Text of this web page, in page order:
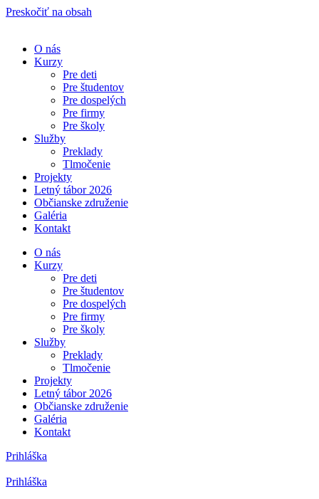
Preskočiť na obsah
O nás
Kurzy
Pre deti
Pre študentov
Pre dospelých
Pre firmy
Pre školy
Služby
Preklady
Tlmočenie
Projekty
Letný tábor 2026
Občianske združenie
Galéria
Kontakt
O nás
Kurzy
Pre deti
Pre študentov
Pre dospelých
Pre firmy
Pre školy
Služby
Preklady
Tlmočenie
Projekty
Letný tábor 2026
Občianske združenie
Galéria
Kontakt
Prihláška
Prihláška